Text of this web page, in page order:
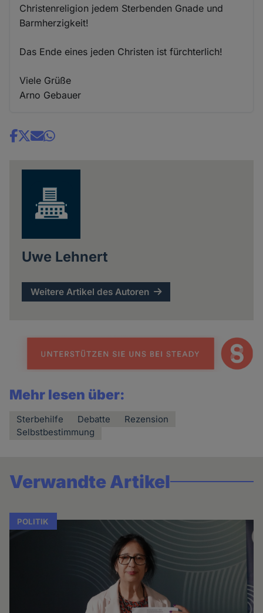
Christenreligion jedem Sterbenden Gnade und
Barmherzigkeit!
Das Ende eines jeden Christen ist fürchterlich!
Viele Grüße
Arno Gebauer
Share
Uwe Lehnert
Weitere Artikel des Autoren
Mehr lesen über:
Sterbehilfe Debatte
Rezension
Selbstbestimmung
Verwandte Artikel
POLITIK